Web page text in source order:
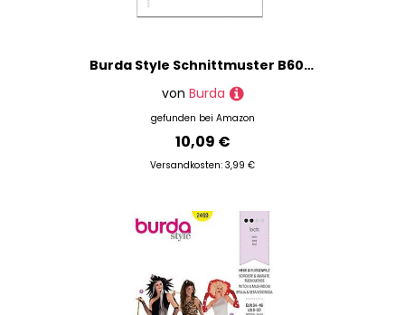
Burda Style Schnittmuster B6023 Damenkleid und Bluse
von Burda
gefunden bei Amazon
10,09 €
Versandkosten: 3,99 €